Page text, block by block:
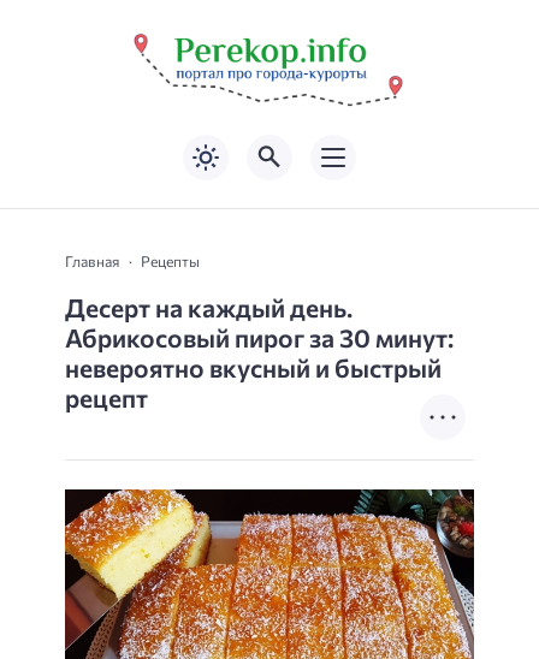
Главная Рецепты
Десерт на каждый день.
Абрикосовый пирог за 30 минут:
невероятно вкусный и быстрый
рецепт